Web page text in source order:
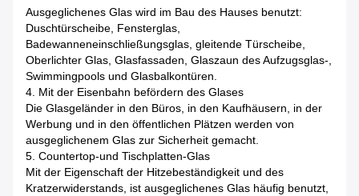
Ausgeglichenes Glas wird im Bau des Hauses benutzt:
Duschtürscheibe, Fensterglas,
Badewanneneinschließungsglas, gleitende Türscheibe,
Oberlichter Glas, Glasfassaden, Glaszaun des Aufzugsglas-,
Swimmingpools und Glasbalkontüren.
4. Mit der Eisenbahn befördern des Glases
Die Glasgeländer in den Büros, in den Kaufhäusern, in der
Werbung und in den öffentlichen Plätzen werden von
ausgeglichenem Glas zur Sicherheit gemacht.
5. Countertop-und Tischplatten-Glas
Mit der Eigenschaft der Hitzebeständigkeit und des
Kratzerwiderstands, ist ausgeglichenes Glas häufig benutzt,